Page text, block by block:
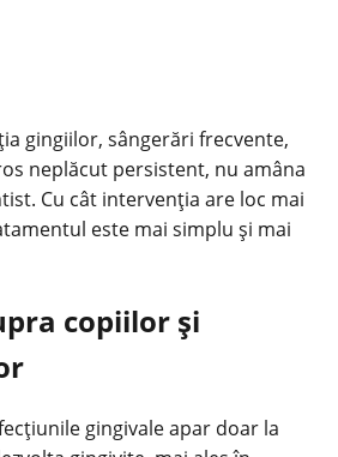
gingiilor, sângerări frecvente,
neplăcut persistent, nu amâna
Cu cât intervenția are loc mai
este mai simplu și mai
copiilor și
gingivale apar doar la